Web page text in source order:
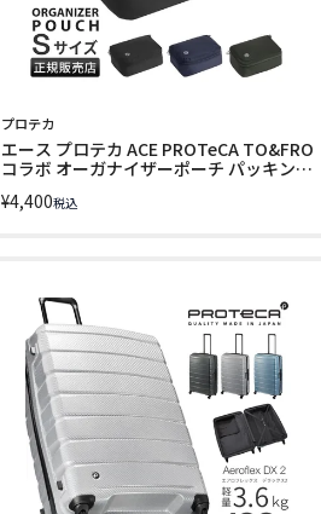
プロテカ
エース プロテカ ACE PROTeCA TO&FRO
コラボ オーガナイザーポーチ パッキング
¥4,400税込